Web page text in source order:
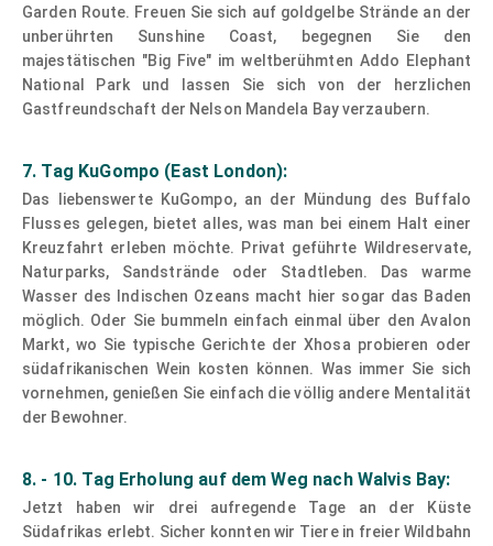
Garden Route. Freuen Sie sich auf goldgelbe Strände an der
unberührten Sunshine Coast, begegnen Sie den
majestätischen "Big Five" im weltberühmten Addo Elephant
National Park und lassen Sie sich von der herzlichen
Gastfreundschaft der Nelson Mandela Bay verzaubern.
7. Tag KuGompo (East London):
Das liebenswerte KuGompo, an der Mündung des Buffalo
Flusses gelegen, bietet alles, was man bei einem Halt einer
Kreuzfahrt erleben möchte. Privat geführte Wildreservate,
Naturparks, Sandstrände oder Stadtleben. Das warme
Wasser des Indischen Ozeans macht hier sogar das Baden
möglich. Oder Sie bummeln einfach einmal über den Avalon
Markt, wo Sie typische Gerichte der Xhosa probieren oder
südafrikanischen Wein kosten können. Was immer Sie sich
vornehmen, genießen Sie einfach die völlig andere Mentalität
der Bewohner.
8. - 10. Tag Erholung auf dem Weg nach Walvis Bay:
Jetzt haben wir drei aufregende Tage an der Küste
Südafrikas erlebt. Sicher konnten wir Tiere in freier Wildbahn